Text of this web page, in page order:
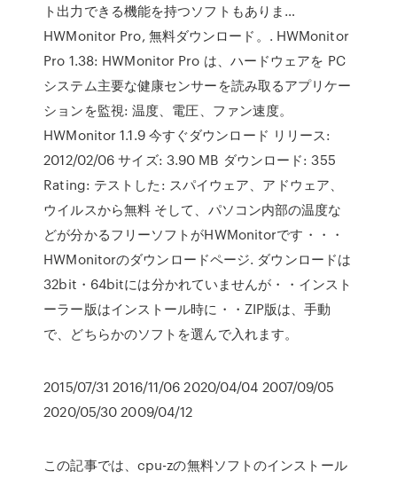
ト出力できる機能を持つソフトもありま…
HWMonitor Pro, 無料ダウンロード。. HWMonitor
Pro 1.38: HWMonitor Pro は、ハードウェアを PC
システム主要な健康センサーを読み取るアプリケー
ションを監視: 温度、電圧、ファン速度。
HWMonitor 1.1.9 今すぐダウンロード リリース:
2012/02/06 サイズ: 3.90 MB ダウンロード: 355
Rating: テストした: スパイウェア、アドウェア、
ウイルスから無料 そして、パソコン内部の温度な
どが分かるフリーソフトがHWMonitorです・・・
HWMonitorのダウンロードページ. ダウンロードは
32bit・64bitには分かれていませんが・・インスト
ーラー版はインストール時に・・ZIP版は、手動
で、どちらかのソフトを選んで入れます。
2015/07/31 2016/11/06 2020/04/04 2007/09/05
2020/05/30 2009/04/12
この記事では、cpu-zの無料ソフトのインストール